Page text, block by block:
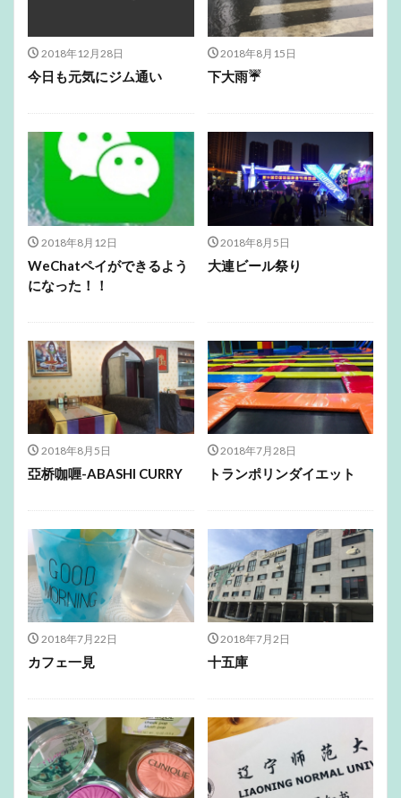
2018年12月28日
今日も元気にジム通い
2018年8月15日
下大雨☔️
2018年8月12日
WeChatペイができるよう
になった！！
2018年8月5日
大連ビール祭り
2018年8月5日
亞桥咖喱-ABASHI CURRY
2018年7月28日
トランポリンダイエット
2018年7月22日
カフェ一見
2018年7月2日
十五庫